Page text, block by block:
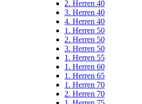
2. Herren 40
3. Herren 40
4. Herren 40
1. Herren 50
2. Herren 50
3. Herren 50
1. Herren 55
1. Herren 60
1. Herren 65
1. Herren 70
2. Herren 70